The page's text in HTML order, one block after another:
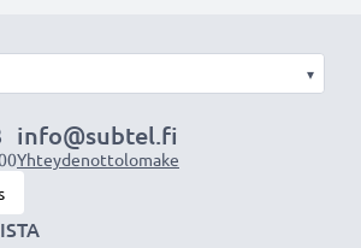
hetkeä CELLONIC LCD-
3 vuoden takuu!
▾
info@subtel.fi
Yhteydenottolomake